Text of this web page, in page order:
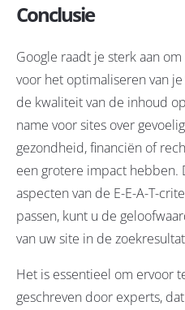
Conclusie
Google raadt je sterk aan
voor het optimaliseren van
de kwaliteit van de inhoud
name voor sites over
gezondheid, financiën of
een grotere impact hebben.
aspecten van de E-E-A-T-
passen, kunt u de
van uw site in de
Het is essentieel om ervoor
geschreven door experts,